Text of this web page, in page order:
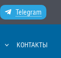
Telegram
КОНТАКТЫ